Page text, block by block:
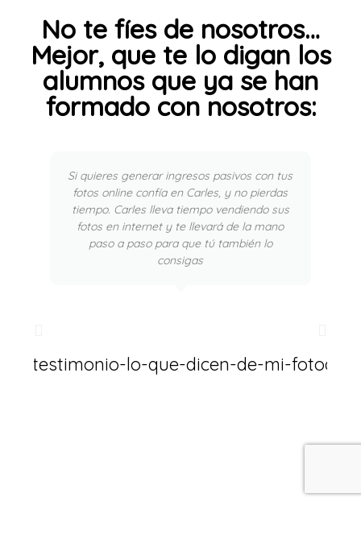
No te fíes de nosotros…
Mejor, que te lo digan los
alumnos que ya se han
formado con nosotros:
Si quieres generar ingresos pasivos con tus
fotos online confía en Carles, y no pierdas
tiempo. Carles lleva tiempo vendiendo sus
fotos en internet y te llevará de la mano
paso a paso para que tú también lo
consigas